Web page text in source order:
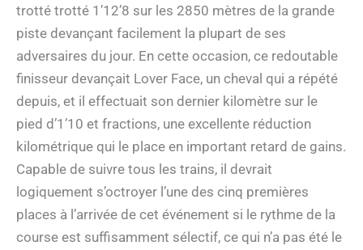
trotté trotté 1’12’8 sur les 2850 mètres de la grande
piste devançant facilement la plupart de ses
adversaires du jour. En cette occasion, ce redoutable
finisseur devançait Lover Face, un cheval qui a répété
depuis, et il effectuait son dernier kilomètre sur le
pied d’1’10 et fractions, une excellente réduction
kilométrique qui le place en important retard de gains.
Capable de suivre tous les trains, il devrait
logiquement s’octroyer l’une des cinq premières
places à l’arrivée de cet événement si le rythme de la
course est suffisamment sélectif, ce qui n’a pas été le